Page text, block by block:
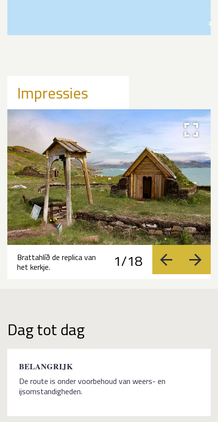
Impressies
1/18 vorige
Brattahlíð de replica van
het kerkje.
Dag tot dag
BELANGRIJK
De route is onder voorbehoud van weers- en
ijsomstandigheden.